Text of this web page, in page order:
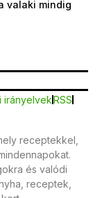
valaki mindig
irányelvekRSS
receptekkel,
és valódi
receptek,